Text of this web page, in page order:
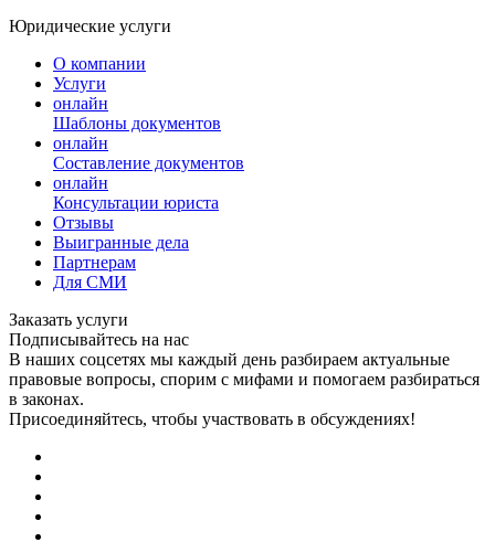
Юридические услуги
О компании
Услуги
онлайн
Шаблоны документов
онлайн
Составление документов
онлайн
Консультации юриста
Отзывы
Выигранные дела
Партнерам
Для СМИ
Заказать услуги
Подписывайтесь на нас
В наших соцсетях мы каждый день разбираем актуальные
правовые вопросы, спорим с мифами и помогаем разбираться
в законах.
Присоединяйтесь, чтобы участвовать в обсуждениях!